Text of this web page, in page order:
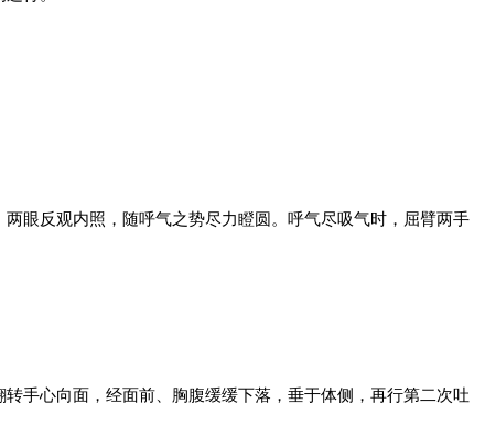
眼反观内照，随呼气之势尽力瞪圆。呼气尽吸气时，屈臂两手
手心向面，经面前、胸腹缓缓下落，垂于体侧，再行第二次吐